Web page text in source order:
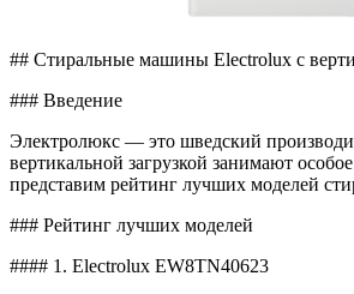
## Стиральные машины Electrolux с
### Введение
Электролюкс — это шведский
вертикальной загрузкой занимают
представим рейтинг лучших моделей
### Рейтинг лучших моделей
#### 1. Electrolux EW8TN40623